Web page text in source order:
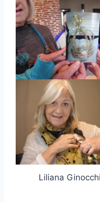
Liliana